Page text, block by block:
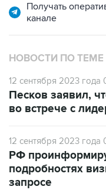
Получать
канале
НОВОСТИ ПО ТЕМЕ
12 сентября 2023 года
Песков заявил,
во встрече с
12 сентября 2023 года
РФ
подробностях
запросе